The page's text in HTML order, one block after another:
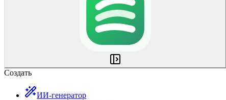
Создать
ИИ-генератор